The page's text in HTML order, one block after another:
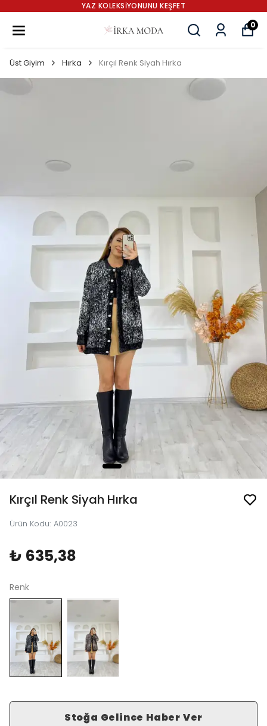
YAZ KOLEKSİYONUNU KEŞFET
0
Üst Giyim Hırka Kırçıl Renk Siyah Hırka
Kırçıl Renk Siyah Hırka
Ürün Kodu: A0023
₺ 635,38
Renk
Stoğa Gelince Haber Ver